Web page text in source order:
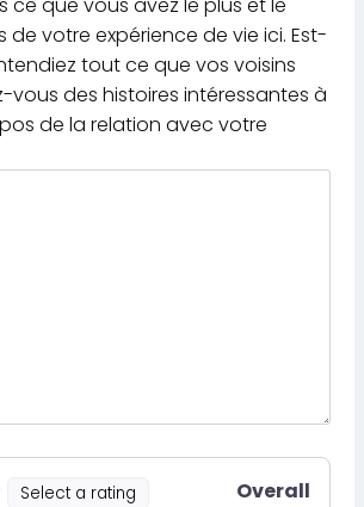
de votre expérience de vie ici. Est-
tout ce que vos voisins
vous des histoires intéressantes à
de la relation avec votre
Select a rating Overall